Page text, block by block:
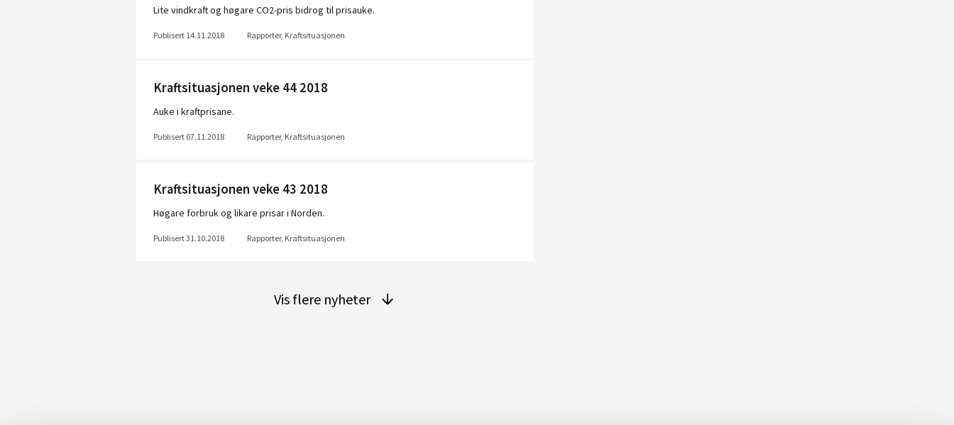
Lite vindkraft og høgare CO2-pris bidrog til prisauke.
Publisert 14.11.2018 Rapporter, Kraftsituasjonen
Kraftsituasjonen veke 44 2018
Auke i kraftprisane.
Publisert 07.11.2018 Rapporter, Kraftsituasjonen
Kraftsituasjonen veke 43 2018
Høgare forbruk og likare prisar i Norden.
Publisert 31.10.2018 Rapporter, Kraftsituasjonen
Vis flere nyheter